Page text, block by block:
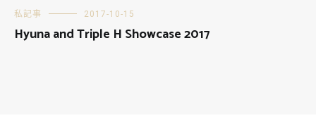
私記事 2017-10-15
Hyuna and Triple H Showcase 2017